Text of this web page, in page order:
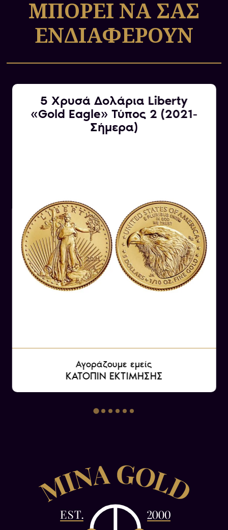
ΜΠΟΡΕΙ ΝΑ ΣΑΣ
ΕΝΔΙΑΦΕΡΟΥΝ
5 Χρυσά Δολάρια Liberty
«Gold Eagle» Τύπος 2 (2021-
Σήμερα)
Αγοράζουμε εμείς
ΚΑΤΟΠΙΝ ΕΚΤΙΜΗΣΗΣ